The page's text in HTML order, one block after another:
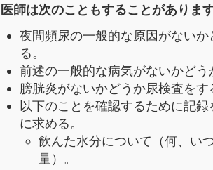
医師は次のこともすることがあります
夜間頻尿の一般的な原因がないか
る。
前述の一般的な病気がないかどう
膀胱炎がないかどうか尿検査をす
以下のことを確認するために記録
に求める。
飲んた水分について（何、い
量）。